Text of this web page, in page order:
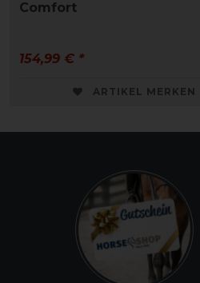
Comfort
154,99 € *
ARTIKEL MERKEN